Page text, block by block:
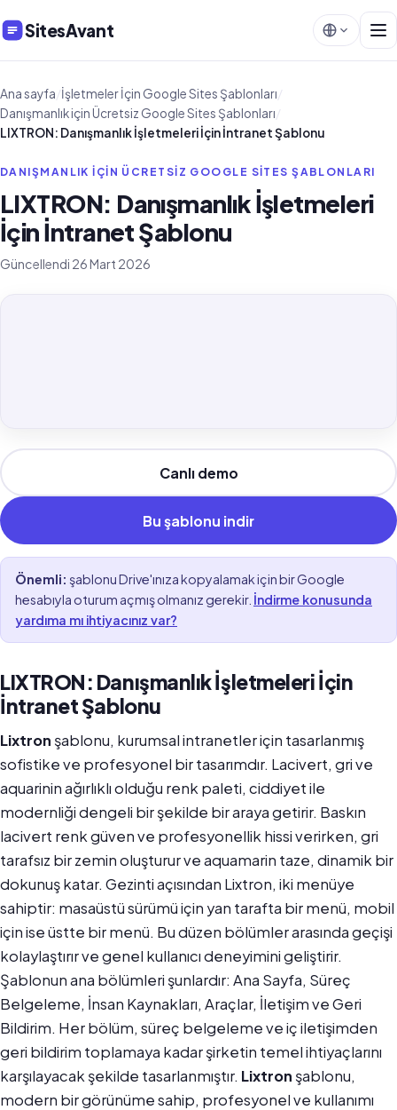
SitesAvant
Ana sayfa/İşletmeler İçin Google Sites Şablonları/
Danışmanlık için Ücretsiz Google Sites Şablonları/
LIXTRON: Danışmanlık İşletmeleri İçin İntranet Şablonu
DANIŞMANLIK IÇIN ÜCRETSIZ GOOGLE SITES ŞABLONLARI
LIXTRON: Danışmanlık İşletmeleri
İçin İntranet Şablonu
Güncellendi 26 Mart 2026
Canlı demo
Bu şablonu indir
Önemli: şablonu Drive'ınıza kopyalamak için bir Google
hesabıyla oturum açmış olmanız gerekir. İndirme konusunda
yardıma mı ihtiyacınız var?
LIXTRON: Danışmanlık İşletmeleri İçin
İntranet Şablonu
Lixtron şablonu, kurumsal intranetler için tasarlanmış
sofistike ve profesyonel bir tasarımdır. Lacivert, gri ve
aquarinin ağırlıklı olduğu renk paleti, ciddiyet ile
modernliği dengeli bir şekilde bir araya getirir. Baskın
lacivert renk güven ve profesyonellik hissi verirken, gri
tarafsız bir zemin oluşturur ve aquamarin taze, dinamik bir
dokunuş katar. Gezinti açısından Lixtron, iki menüye
sahiptir: masaüstü sürümü için yan tarafta bir menü, mobil
için ise üstte bir menü. Bu düzen bölümler arasında geçişi
kolaylaştırır ve genel kullanıcı deneyimini geliştirir.
Şablonun ana bölümleri şunlardır: Ana Sayfa, Süreç
Belgeleme, İnsan Kaynakları, Araçlar, İletişim ve Geri
Bildirim. Her bölüm, süreç belgeleme ve iç iletişimden
geri bildirim toplamaya kadar şirketin temel ihtiyaçlarını
karşılayacak şekilde tasarlanmıştır. Lixtron şablonu,
modern bir görünüme sahip, profesyonel ve kullanımı